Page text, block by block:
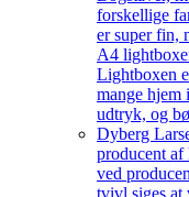
forskellige
er super fin,
A4
Lightboxen
mange hjem
udtryk, og
Dyberg
producent af
ved
tvivl siges at